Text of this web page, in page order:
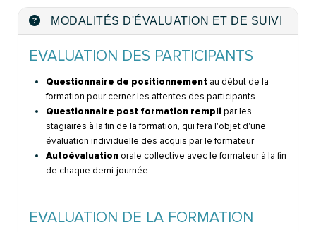
MODALITÉS D'ÉVALUATION ET DE SUIVI
EVALUATION DES PARTICIPANTS
Questionnaire de positionnement au début de la
formation pour cerner les attentes des participants
Questionnaire post formation remplipar les
stagiaires à la fin de la formation, qui fera l'objet d'une
évaluation individuelle des acquis par le formateur
Autoévaluation orale collective avec le formateur à la fin
de chaque demi-journée
EVALUATION DE LA FORMATION